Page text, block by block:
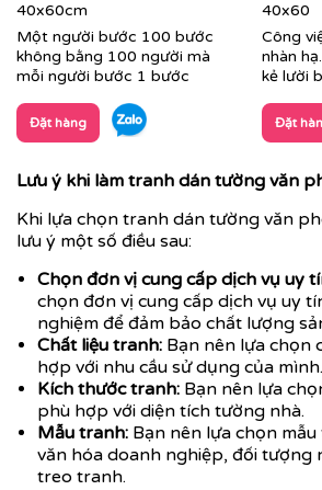
40x60cm
Một người bước 100 bước
không bằng 100 người mà
mỗi người bước 1 bước
Đặt hàng
40x60
Công
nhàn
kẻ lười
Đặt
Lưu ý khi làm tranh dán tường văn
Khi lựa chọn tranh dán tường văn
lưu ý một số điều sau:
Chọn đơn vị cung cấp dịch vụ uy
chọn đơn vị cung cấp dịch vụ uy
nghiệm để đảm bảo chất lượng
Chất liệu tranh: Bạn nên lựa chọn
hợp với nhu cầu sử dụng của mình.
Kích thước tranh: Bạn nên lựa
phù hợp với diện tích tường nhà.
Mẫu tranh: Bạn nên lựa chọn
văn hóa doanh nghiệp, đối tượng
treo tranh.